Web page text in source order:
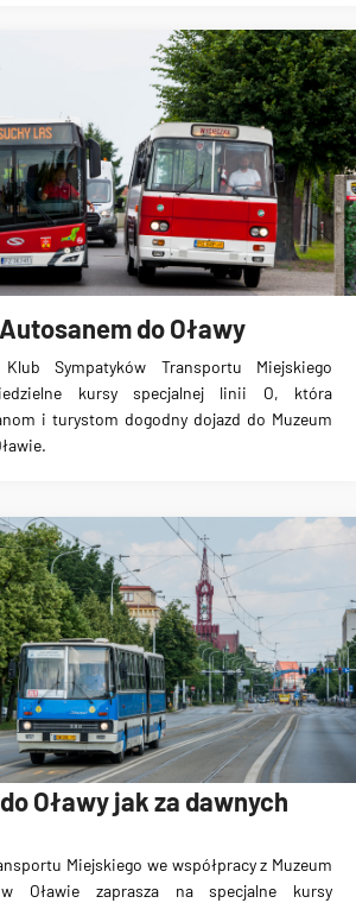
do Oławy
Sympatyków Transportu Miejskiego
kursy specjalnej linii O, która
i turystom dogodny dojazd do Muzeum
Oławy jak za dawnych
Miejskiego we współpracy z Muzeum
Oławie zaprasza na specjalne kursy